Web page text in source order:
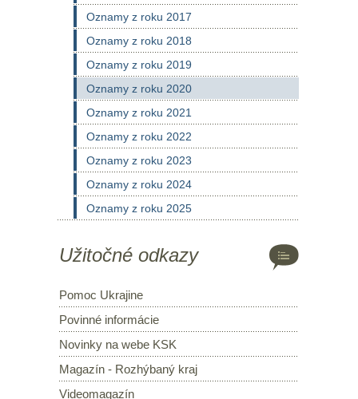
Oznamy z roku 2017
Oznamy z roku 2018
Oznamy z roku 2019
Oznamy z roku 2020
Oznamy z roku 2021
Oznamy z roku 2022
Oznamy z roku 2023
Oznamy z roku 2024
Oznamy z roku 2025
Užitočné odkazy
Pomoc Ukrajine
Povinné informácie
Novinky na webe KSK
Magazín - Rozhýbaný kraj
Videomagazín